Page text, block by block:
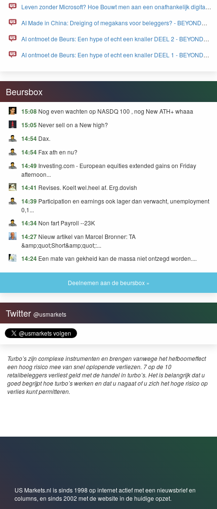
Leven zonder Microsoft? Hoe Bouwt men aan een onafhankelijk digitaal
AI Made in China: Dreiging of megakans voor beleggers? - BEYOND
AI ontmoet de Beurs: Een hype of echt een knaller DEEL 2 - BEYOND
AI ontmoet de Beurs: Een hype of echt een knaller DEEL 1 - BEYOND
Beursbox
15:08 Nog even wachten op NASDQ 100 , nog New ATH+ whaaa
15:05 Never sell on a New high?
14:54 Dax.
14:54 Fax ath en nu?
14:49 Investing.com - European equities extended gains on Friday
afternoon...
14:41 Revises. Koelt wel.heel af. Erg.dovish
14:39 Participation en earnings ook lager dan verwacht, unemployment
0,1...
14:34 Non fart Payroll --23K
14:27 Nieuw artikel van Marcel Bronner: TA
&amp;quot;Short&amp;quot;:...
14:24 Een mate van gekheid kan de massa niet ontzegd worden....
Deelnemen aan de beursbox »
Twitter @usmarkets
Turbo’s zijn complexe instrumenten en brengen vanwege het hefboomeffect
een hoog risico mee van snel oplopende verliezen. 7 op de 10
retailbeleggers verliest geld met de handel in turbo’s. Het is belangrijk dat u
goed begrijpt hoe turbo’s werken en dat u nagaat of u zich het hoge risico op
verlies kunt permitteren.
US Markets.nl is sinds 1998 op internet actief met een nieuwsbrief en
columns, en sinds 2002 met de website in de huidige opzet.